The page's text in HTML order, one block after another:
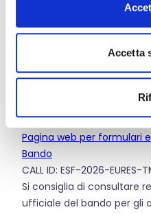
Accetta
Dotazione finanziaria
Contributo massimo:
Intensità dell’aiuto:95%
Pagina web per formulari
Bando
CALL ID: ESF-2026-EURES-
Si consiglia di consultare
ufficiale del bando per gli